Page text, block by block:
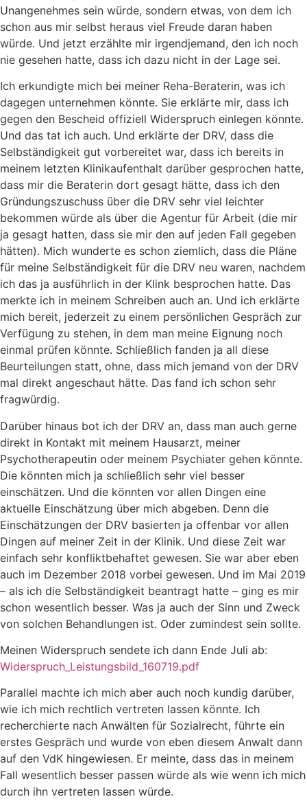
Unangenehmes sein würde, sondern etwas, von dem ich
schon aus mir selbst heraus viel Freude daran haben
würde. Und jetzt erzählte mir irgendjemand, den ich noch
nie gesehen hatte, dass ich dazu nicht in der Lage sei.
Ich erkundigte mich bei meiner Reha-Beraterin, was ich
dagegen unternehmen könnte. Sie erklärte mir, dass ich
gegen den Bescheid offiziell Widerspruch einlegen könnte.
Und das tat ich auch. Und erklärte der DRV, dass die
Selbständigkeit gut vorbereitet war, dass ich bereits in
meinem letzten Klinikaufenthalt darüber gesprochen hatte,
dass mir die Beraterin dort gesagt hätte, dass ich den
Gründungszuschuss über die DRV sehr viel leichter
bekommen würde als über die Agentur für Arbeit (die mir
ja gesagt hatten, dass sie mir den auf jeden Fall gegeben
hätten). Mich wunderte es schon ziemlich, dass die Pläne
für meine Selbständigkeit für die DRV neu waren, nachdem
ich das ja ausführlich in der Klink besprochen hatte. Das
merkte ich in meinem Schreiben auch an. Und ich erklärte
mich bereit, jederzeit zu einem persönlichen Gespräch zur
Verfügung zu stehen, in dem man meine Eignung noch
einmal prüfen könnte. Schließlich fanden ja all diese
Beurteilungen statt, ohne, dass mich jemand von der DRV
mal direkt angeschaut hätte. Das fand ich schon sehr
fragwürdig.
Darüber hinaus bot ich der DRV an, dass man auch gerne
direkt in Kontakt mit meinem Hausarzt, meiner
Psychotherapeutin oder meinem Psychiater gehen könnte.
Die könnten mich ja schließlich sehr viel besser
einschätzen. Und die könnten vor allen Dingen eine
aktuelle Einschätzung über mich abgeben. Denn die
Einschätzungen der DRV basierten ja offenbar vor allen
Dingen auf meiner Zeit in der Klinik. Und diese Zeit war
einfach sehr konfliktbehaftet gewesen. Sie war aber eben
auch im Dezember 2018 vorbei gewesen. Und im Mai 2019
– als ich die Selbständigkeit beantragt hatte – ging es mir
schon wesentlich besser. Was ja auch der Sinn und Zweck
von solchen Behandlungen ist. Oder zumindest sein sollte.
Meinen Widerspruch sendete ich dann Ende Juli ab:
Widerspruch_Leistungsbild_160719.pdf
Parallel machte ich mich aber auch noch kundig darüber,
wie ich mich rechtlich vertreten lassen könnte. Ich
recherchierte nach Anwälten für Sozialrecht, führte ein
erstes Gespräch und wurde von eben diesem Anwalt dann
auf den VdK hingewiesen. Er meinte, dass das in meinem
Fall wesentlich besser passen würde als wie wenn ich mich
durch ihn vertreten lassen würde.